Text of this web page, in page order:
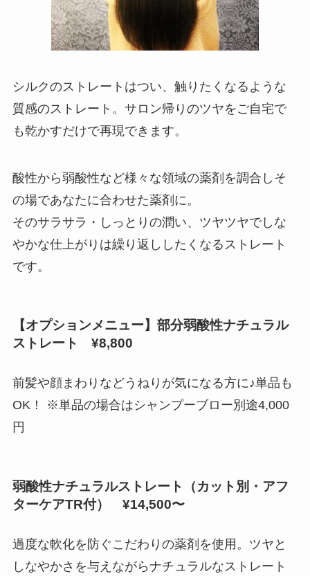
シルクのストレートはつい、触りたくなるような
質感のストレート。サロン帰りのツヤをご自宅で
も乾かすだけで再現できます。
酸性から弱酸性など様々な領域の薬剤を調合しそ
の場であなたに合わせた薬剤に。
そのサラサラ・しっとりの潤い、ツヤツヤでしな
やかな仕上がりは繰り返ししたくなるストレート
です。
【オプションメニュー】部分弱酸性ナチュラル
ストレート ¥8,800
前髪や顔まわりなどうねりが気になる方に♪単品も
OK！ ※単品の場合はシャンプーブロー別途4,000
円
弱酸性ナチュラルストレート（カット別・アフ
ターケアTR付） ¥14,500〜
過度な軟化を防ぐこだわりの薬剤を使用。ツヤと
しなやかさを与えながらナチュラルなストレート